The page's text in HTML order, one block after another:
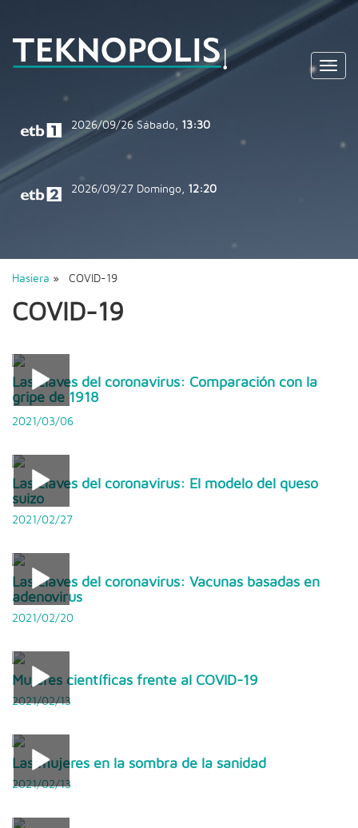
2026/09/26Sábado, 13:30
2026/09/27 Domingo, 12:20
Hasiera » COVID-19
COVID-19
Las claves del coronavirus: Comparación con la
gripe de 1918
2021/03/06
Las claves del coronavirus: El modelo del queso
suizo
2021/02/27
Las claves del coronavirus: Vacunas basadas en
adenovirus
2021/02/20
Mujeres científicas frente al COVID-19
2021/02/13
Las mujeres en la sombra de la sanidad
2021/02/13